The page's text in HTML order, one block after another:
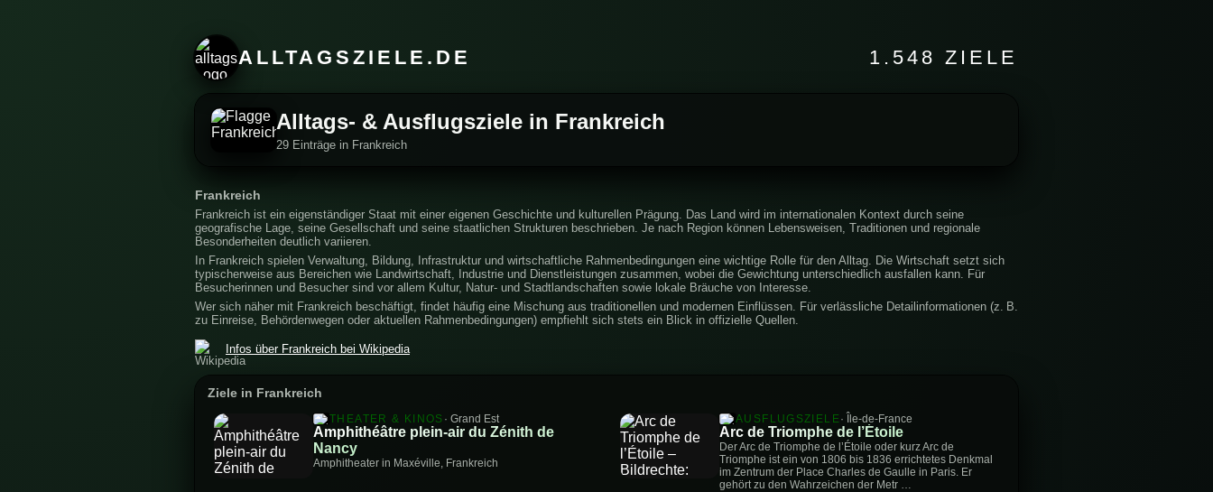
ALLTAGSZIELE.DE 1.548 ZIELE
Alltags- & Ausflugsziele in Frankreich
29 Einträge in Frankreich
Frankreich
Frankreich ist ein eigenständiger Staat mit einer eigenen Geschichte und kulturellen Prägung. Das Land wird im internationalen Kontext durch seine
geografische Lage, seine Gesellschaft und seine staatlichen Strukturen beschrieben. Je nach Region können Lebensweisen, Traditionen und regionale
Besonderheiten deutlich variieren.
In Frankreich spielen Verwaltung, Bildung, Infrastruktur und wirtschaftliche Rahmenbedingungen eine wichtige Rolle für den Alltag. Die Wirtschaft setzt sich
typischerweise aus Bereichen wie Landwirtschaft, Industrie und Dienstleistungen zusammen, wobei die Gewichtung unterschiedlich ausfallen kann. Für
Besucherinnen und Besucher sind vor allem Kultur, Natur- und Stadtlandschaften sowie lokale Bräuche von Interesse.
Wer sich näher mit Frankreich beschäftigt, findet häufig eine Mischung aus traditionellen und modernen Einflüssen. Für verlässliche Detailinformationen (z. B.
zu Einreise, Behördenwegen oder aktuellen Rahmenbedingungen) empfiehlt sich stets ein Blick in offizielle Quellen.
Infos über Frankreich bei Wikipedia
Ziele in Frankreich
THEATER & KINOS · Grand Est
Amphithéâtre plein-air du Zénith de
Nancy
Amphitheater in Maxéville, Frankreich
AUSFLUGSZIELE · Île-de-France
Arc de Triomphe de l’Étoile
Der Arc de Triomphe de l’Étoile oder kurz Arc de
Triomphe ist ein von 1806 bis 1836 errichtetes Denkmal
im Zentrum der Place Charles de Gaulle in Paris. Er
gehört zu den Wahrzeichen der Metr …